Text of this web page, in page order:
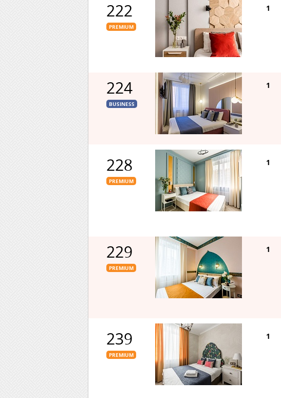
222
PREMIUM
1
224
BUSINESS
1
228
PREMIUM
1
229
PREMIUM
1
239
PREMIUM
1